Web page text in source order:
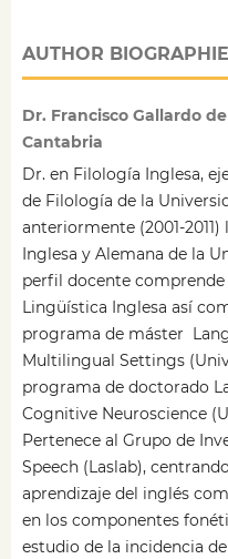
AUTHOR
Dr. Francisco Gallardo
Cantabria
Dr. en Filología Inglesa,
de Filología de la
anteriormente (2001-
Inglesa y Alemana de la
perfil docente
Lingüística Inglesa así
programa de máster
Multilingual Settings
programa de doctorado
Cognitive Neuroscience
Pertenece al Grupo de
Speech (Laslab),
aprendizaje del inglés
en los componentes
estudio de la incidencia